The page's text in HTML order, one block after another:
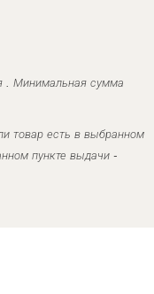
. Минимальная сумма
товар есть в выбранном
пункте выдачи -